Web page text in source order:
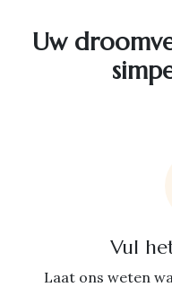
Uw
Vul
Laat ons weten